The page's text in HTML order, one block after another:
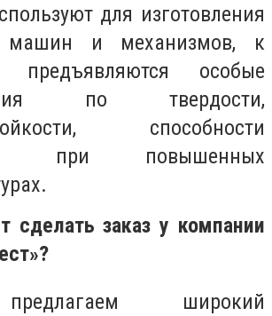
для изготовления
машин и механизмов, к
предъявляются особые
по твердости,
способности
при повышенных
сделать заказ у компании
широкий